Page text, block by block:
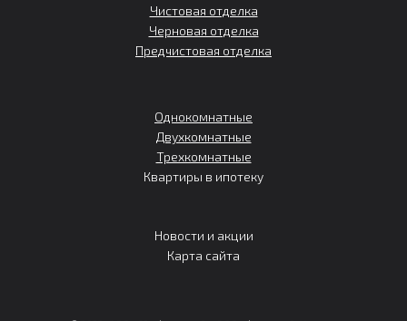
Однокомнатные
Двухкомнатные
Трехкомнатные
Квартиры в ипотеку
Чистовая отделка
Черновая отделка
Предчистовая отделка
Новости и акции
Карта сайта